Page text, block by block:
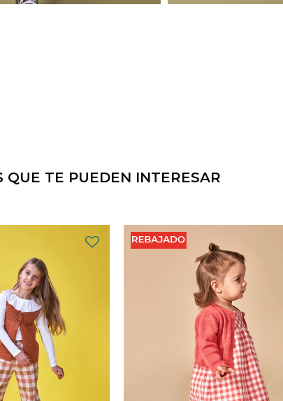
QUE TE PUEDEN INTERESAR